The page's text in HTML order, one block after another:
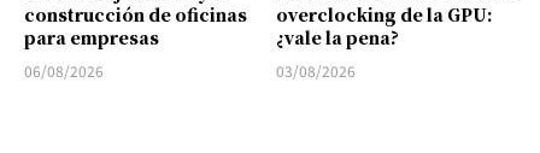
construcción de oficinas
para empresas
06/08/2026
overclocking de la GPU:
¿vale la pena?
03/08/2026